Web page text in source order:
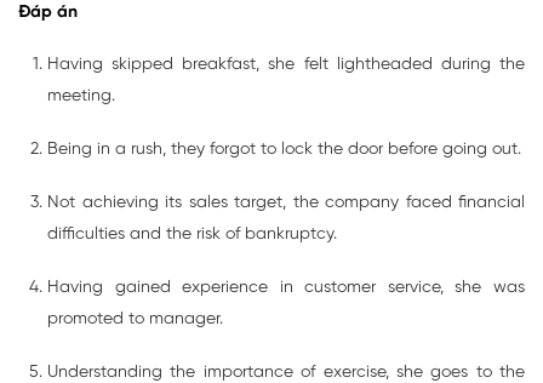
Đáp án
Having skipped breakfast, she felt lightheaded during the
meeting.
Being in a rush, they forgot to lock the door before going out.
Not achieving its sales target, the company faced financial
difficulties and the risk of bankruptcy.
Having gained experience in customer service, she was
promoted to manager.
Understanding the importance of exercise, she goes to the